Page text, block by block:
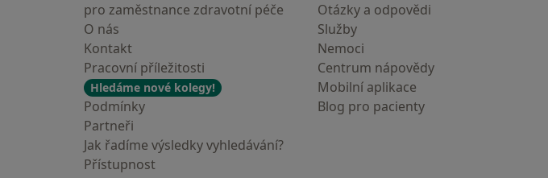
pro zaměstnance zdravotní péče
O nás
Kontakt
Pracovní příležitosti
Hledáme nové kolegy!
Podmínky
Partneři
Jak řadíme výsledky vyhledávání?
Přístupnost
Otázky a odpovědi
Služby
Nemoci
Centrum nápovědy
Mobilní aplikace
Blog pro pacienty